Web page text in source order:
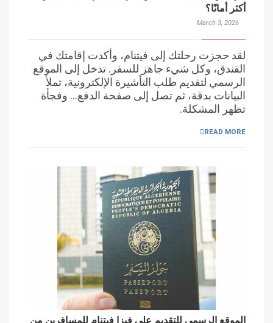
أكثر أمانًا؟
March 3, 2026
لقد حجزت رحلتك إلى فيتنام، وأكدت إقامتك في
الفندق، وكل شيء جاهز للسفر. تدخل إلى الموقع
الرسمي لتقديم طلب التأشيرة الإلكترونية، تملأ
البيانات بدقة، ثم تصل إلى صفحة الدفع… وفجأة
تظهر المشكلة.
READ MORE
الموقع الرسمي للتقديم على فيزا فيتنام للمسافرين من